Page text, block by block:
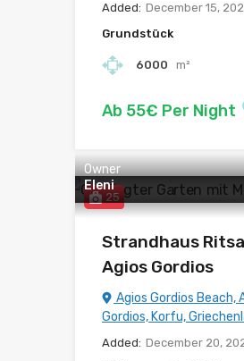
Added: December 15,
Grundstück
6000 m²
Ab 55€ Per Night
25
Owner
Eleni
Strandhaus
Agios Gordios
Agios Gordios Beach,
Gordios, Korfu,
Added: December 20,